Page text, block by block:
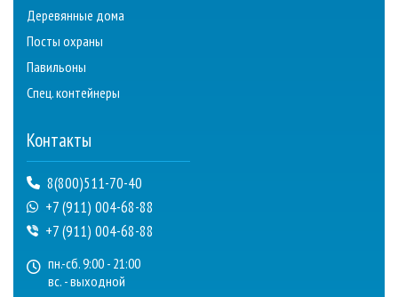
Деревянные дома
Посты охраны
Павильоны
Спец. контейнеры
Контакты
8(800)511-70-40
+7 (911) 004-68-88
+7 (911) 004-68-88
пн.-сб. 9:00 - 21:00
вс. - выходной